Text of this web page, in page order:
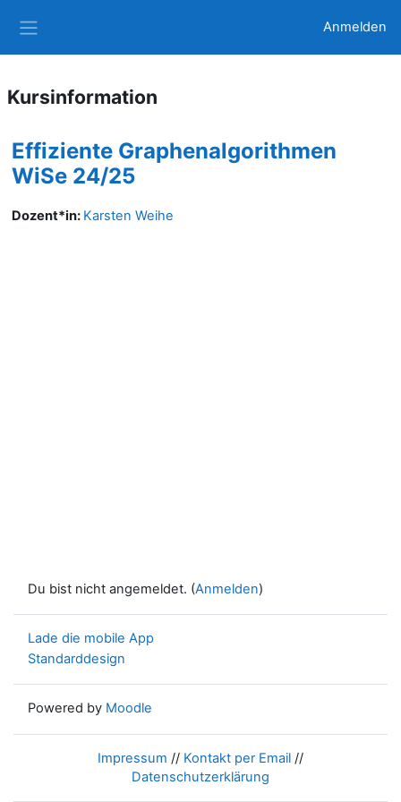
Anmelden
Kursinformation
Effiziente Graphenalgorithmen
WiSe 24/25
Dozent*in: Karsten Weihe
Du bist nicht angemeldet. (Anmelden)
Lade die mobile App
Standarddesign
Powered by Moodle
Impressum // Kontakt per Email //
Datenschutzerklärung